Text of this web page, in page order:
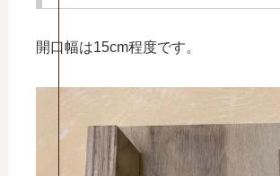
開口幅は15cm程度です。